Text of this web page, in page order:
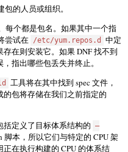
的人员或组织。
每个都是包名。如果其中一个指
尝试在 /etc/yum.repos.d
中定
在则安装它。如果 DNF 找不到
指出哪些包丢失并终止。
工具将在其中找到 spec 文件，
包将存储在我们之前指定的
定义了目标体系结构的 –
脚本，所以它们与特定的 CPU 架
在执行构建的 CPU 的体系结